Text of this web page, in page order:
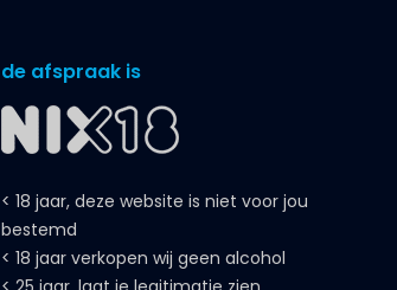
de afspraak is
< 18 jaar, deze website is niet voor jou
bestemd
< 18 jaar verkopen wij geen alcohol